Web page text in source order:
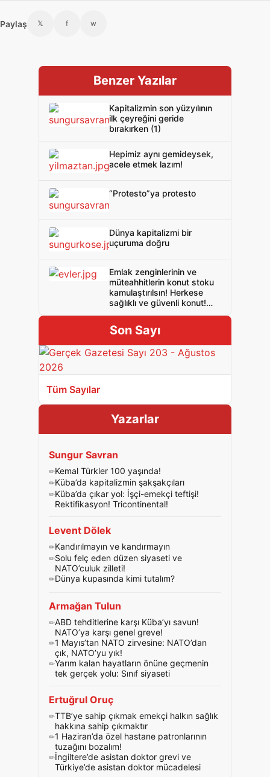
Paylaş 𝕏 f w
Benzer Yazılar
Kapitalizmin son yüzyılının
ilk çeyreğini geride
bırakırken (1)
Hepimiz aynı gemideysek,
acele etmek lazım!
“Protesto”ya protesto
Dünya kapitalizmi bir
uçuruma doğru
Emlak zenginlerinin ve
müteahhitlerin konut stoku
kamulaştırılsın! Herkese
sağlıklı ve güvenli konut!
Son Sayı
Tüm Sayılar
Yazarlar
Sungur Savran
Kemal Türkler 100 yaşında!
Küba’da kapitalizmin şakşakçıları
Küba’da çıkar yol: İşçi-emekçi teftişi!
Rektifikasyon! Tricontinental!
Levent Dölek
Kandırılmayın ve kandırmayın
Solu felç eden düzen siyaseti ve
NATO’culuk zilleti!
Dünya kupasında kimi tutalım?
Armağan Tulun
ABD tehditlerine karşı Küba’yı savun!
NATO’ya karşı genel greve!
1 Mayıs’tan NATO zirvesine: NATO’dan
çık, NATO’yu yık!
Yarım kalan hayatların önüne geçmenin
tek gerçek yolu: Sınıf siyaseti
Ertuğrul Oruç
TTB’ye sahip çıkmak emekçi halkın sağlık
hakkına sahip çıkmaktır
1 Haziran’da özel hastane patronlarının
tuzağını bozalım!
İngiltere’de asistan doktor grevi ve
Türkiye’de asistan doktor mücadelesi